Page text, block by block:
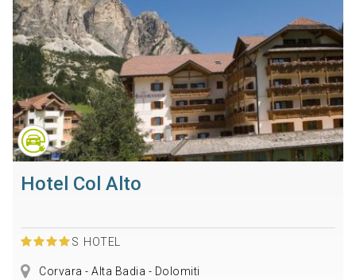
Hotel Col Alto
S HOTEL
Corvara - Alta Badia - Dolomiti